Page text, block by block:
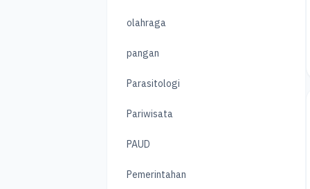
olahraga
pangan
Parasitologi
Pariwisata
PAUD
Pemerintahan